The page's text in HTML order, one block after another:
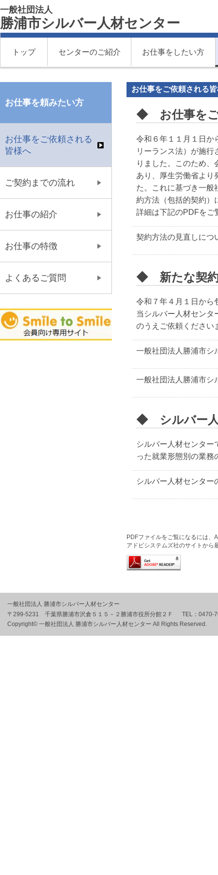
一般社団法人
勝浦市シルバー人材センター
トップ センターのご紹介 お仕事をしたい方
お仕事をご依頼される
◆ お仕事をご
令和６年１１月１日か
リーランス法）が施
りました。このため
あり、厚生労働省より
た。これに基づき一般
約方法（包括的契約）
詳細は下記のPDFをご
契約方法の見直しにつ
◆ 新たな契約
令和７年４月１日から
当シルバー人材センタ
のうえご依頼ください
一般社団法人勝浦市シ
一般社団法人勝浦市シ
◆ シルバー人
シルバー人材センター
った就業形態別の業務
シルバー人材センター
PDFファイルをご覧になるには、
アドビシステムズ社のサイトから
お仕事を頼みたい方
お仕事をご依頼される
皆様へ
ご契約までの流れ
お仕事の紹介
お仕事の特徴
よくあるご質問
一般社団法人 勝浦市シルバー人材センター
〒299-5231 千葉県勝浦市沢倉５１５－２勝浦市役所分館２Ｆ
TEL： 0470-
Copyright© 一般社団法人 勝浦市シルバー人材センター All Rights Reserved.